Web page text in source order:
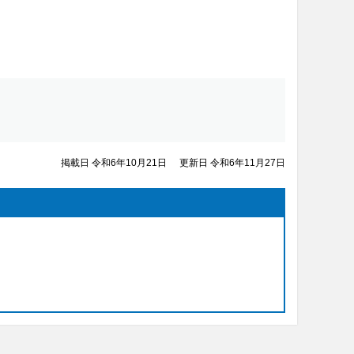
掲載日 令和6年10月21日 更新日 令和6年11月27日